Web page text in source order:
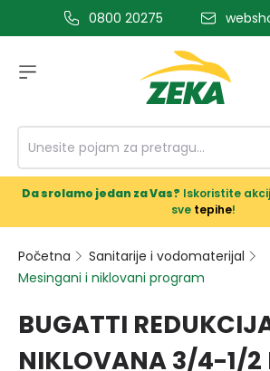
glavni sadržaj0800 20275
Da srolamo jedan za Vas? Iskoristite
sve tepihe!
Početna
Sanitarije i vodomaterijal
Mesingani i niklovani program
BUGATTI
NIKLOVANA 3/4-1/2